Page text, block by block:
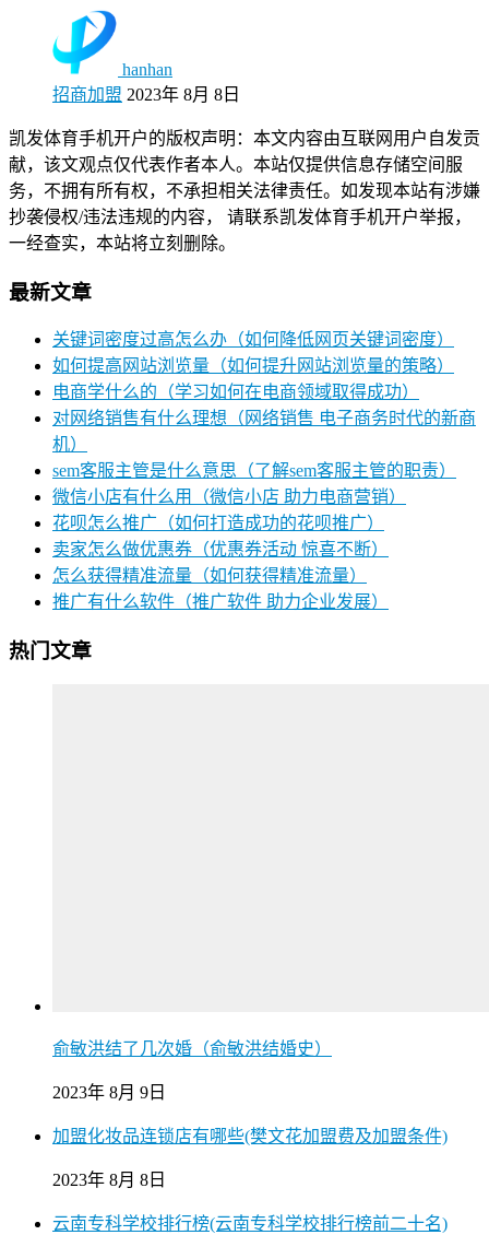
hanhan
招商加盟 2023年 8月 8日
凯发体育手机开户的版权声明：本文内容由互联网用户自发贡
献，该文观点仅代表作者本人。本站仅提供信息存储空间服
务，不拥有所有权，不承担相关法律责任。如发现本站有涉嫌
抄袭侵权/违法违规的内容， 请联系凯发体育手机开户举报，
一经查实，本站将立刻删除。
最新文章
关键词密度过高怎么办（如何降低网页关键词密度）
如何提高网站浏览量（如何提升网站浏览量的策略）
电商学什么的（学习如何在电商领域取得成功）
对网络销售有什么理想（网络销售 电子商务时代的新商
机）
sem客服主管是什么意思（了解sem客服主管的职责）
微信小店有什么用（微信小店 助力电商营销）
花呗怎么推广（如何打造成功的花呗推广）
卖家怎么做优惠券（优惠券活动 惊喜不断）
怎么获得精准流量（如何获得精准流量）
推广有什么软件（推广软件 助力企业发展）
热门文章
俞敏洪结了几次婚（俞敏洪结婚史）
2023年 8月 9日
加盟化妆品连锁店有哪些(樊文花加盟费及加盟条件)
2023年 8月 8日
云南专科学校排行榜(云南专科学校排行榜前二十名)